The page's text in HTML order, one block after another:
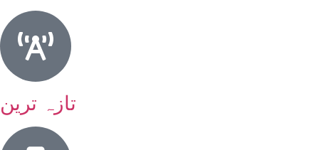
تازہ ترین